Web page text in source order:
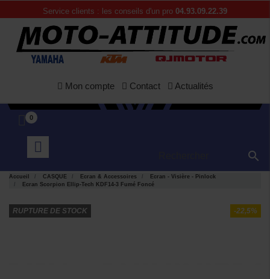
Service clients : les conseils d'un pro 04.93.09.22.39
Mon compte Contact Actualités
0

Accueil CASQUE Ecran & Accessoires
Ecran - Visière - Pinlock
Ecran Scorpion Ellip-Tech KDF14-3 Fumé Foncé
-22,5%
RUPTURE DE STOCK